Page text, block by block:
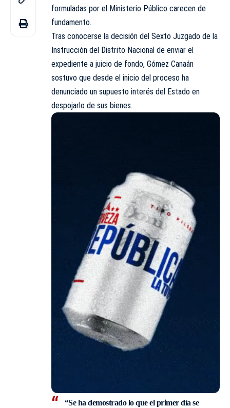
formuladas por el Ministerio Público carecen de
fundamento.
Tras conocerse la decisión del Sexto Juzgado de la
Instrucción del Distrito Nacional de enviar el
expediente a juicio de fondo, Gómez Canaán
sostuvo que desde el inicio del proceso ha
denunciado un supuesto interés del Estado en
despojarlo de sus bienes.
“Se ha demostrado lo que el primer día se